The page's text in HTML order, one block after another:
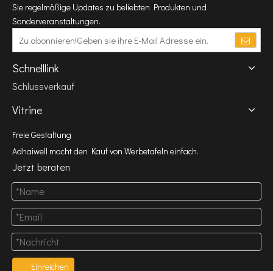
Sie regelmäßige Updates zu beliebten Produkten und
Sonderveranstaltungen.
Schnelllink
Schlussverkauf
Vitrine
Freie Gestaltung
Adhaiwell macht den Kauf von Werbetafeln einfach.
Jetzt beraten
Einreichen